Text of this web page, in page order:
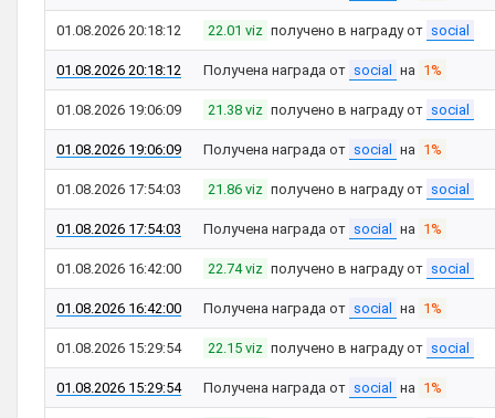
01.08.2026 20:18:12 22.01 viz получено в награду от social
01.08.2026 20:18:12 Получена награда от social на 1%
01.08.2026 19:06:09 21.38 viz получено в награду от social
01.08.2026 19:06:09 Получена награда от social на 1%
01.08.2026 17:54:03 21.86 viz получено в награду от social
01.08.2026 17:54:03 Получена награда от social на 1%
01.08.2026 16:42:00 22.74 viz получено в награду от social
01.08.2026 16:42:00 Получена награда от social на 1%
01.08.2026 15:29:54 22.15 viz получено в награду от social
01.08.2026 15:29:54 Получена награда от social на 1%